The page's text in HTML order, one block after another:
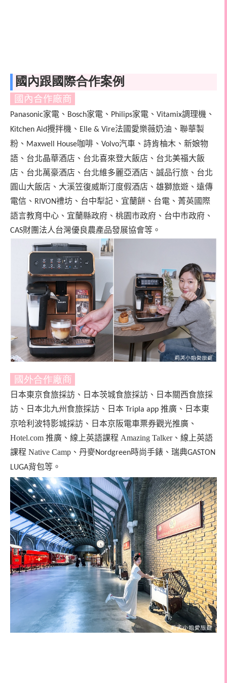
國內跟國際合作案例
國內合作廠商
Panasonic家電、 Bosch家電、 Philips家電、 Vitamix調理機、
Kitchen Aid攪拌機、 Elle & Vire法國愛樂薇奶油、聯華製
粉、 Maxwell House咖啡、 Volvo汽車、詩肯柚木、新娘物
語、台北晶華酒店、台北喜來登大飯店、台北美福大飯
店、台北萬豪酒店、台北維多麗亞酒店、誠品行旅、台北
圓山大飯店、大溪笠復威斯汀度假酒店、雄獅旅遊、遠傳
電信、 RIVON禮坊、台中犁記、宜蘭餅、台電、菁英國際
語言教育中心、宜蘭縣政府、桃園市政府、台中市政府、
CAS財團法人台灣優良農產品發展協會等。
國外合作廠商
日本東京食旅採訪、日本茨城食旅採訪、日本關西食旅採
訪、日本北九州食旅採訪、日本 Tripla app 推廣、日本東
京哈利波特影城採訪、日本京阪電車票券觀光推廣、
Hotel.com 推廣、線上英語課程 Amazing Talker、線上英語
課程 Native Camp、 丹麥Nordgreen時尚手錶、 瑞典GASTON
LUGA背包等。